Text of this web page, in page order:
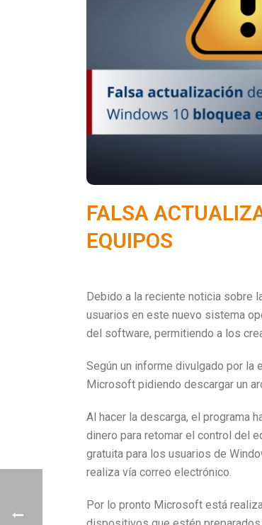
FALSA
EQUIPOS
Debido a la reciente noticia sobre
usuarios en este nuevo sistema
del software, permitiendo a los
Según un informe divulgado por
Microsoft pidiendo descargar un
Al hacer la descarga, el programa
dinero para retomar el control del
gratuita para los usuarios de
realiza vía correo electrónico.
Por lo pronto Microsoft está